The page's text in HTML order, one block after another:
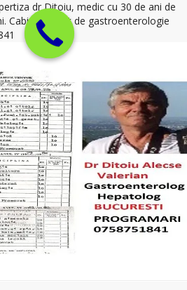
dr Ditoiu, medic cu 30 de ani de
Cabinet privat de gastroenterologie